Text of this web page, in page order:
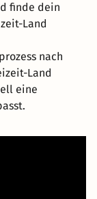
finde dein
Land
nach
Land
eine